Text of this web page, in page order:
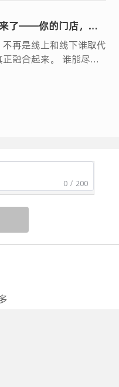
了——你的门店，是
再是线上和线下谁取代
融合起来。 谁能尽早
0 / 200